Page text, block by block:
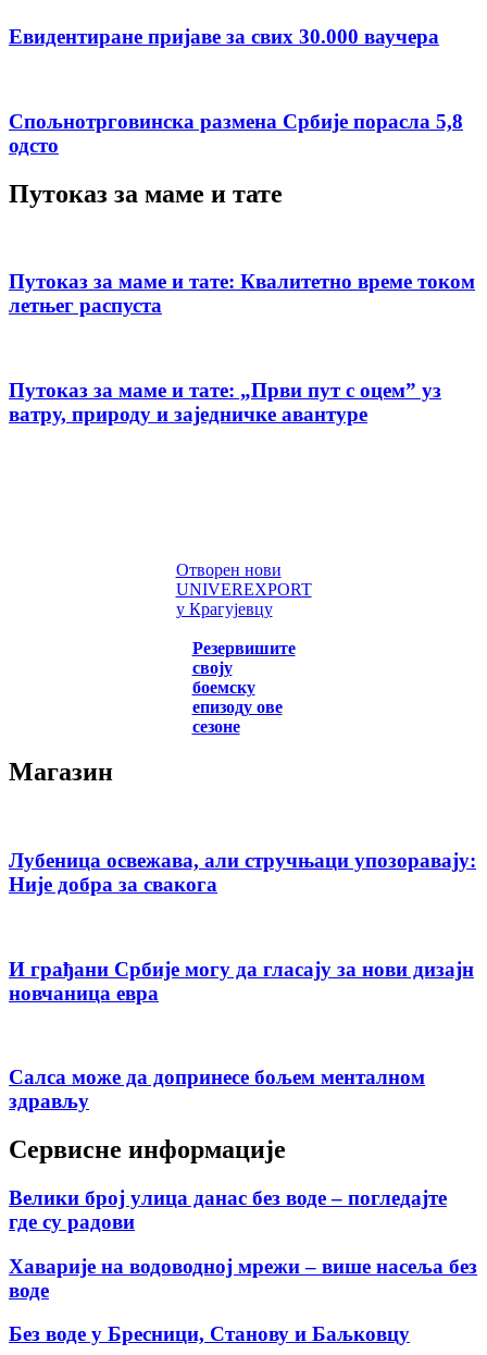
Евидентиране пријаве за свих 30.000 ваучера
Спољнотрговинска размена Србије порасла 5,8
одсто
Путоказ за маме и тате
Путоказ за маме и тате: Квалитетно време током
летњег распуста
Путоказ за маме и тате: „Први пут с оцемˮ уз
ватру, природу и заједничке авантуре
Отворен нови
UNIVEREXPORT
у Крагујевцу
Резервишите
своју
боемску
епизоду ове
сезоне
Магазин
Лубеница освежава, али стручњаци упозоравају:
Није добра за свакога
И грађани Србије могу да гласају за нови дизајн
новчаница евра
Салса може да допринесе бољем менталном
здрављу
Сервисне информације
Велики број улица данас без воде – погледајте
где су радови
Хаварије на водоводној мрежи – више насеља без
воде
Без воде у Бресници, Станову и Баљковцу